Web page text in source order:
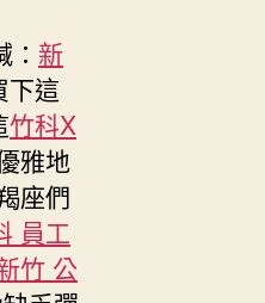
新
下這
竹科X
雅地
座們
員工
竹 公